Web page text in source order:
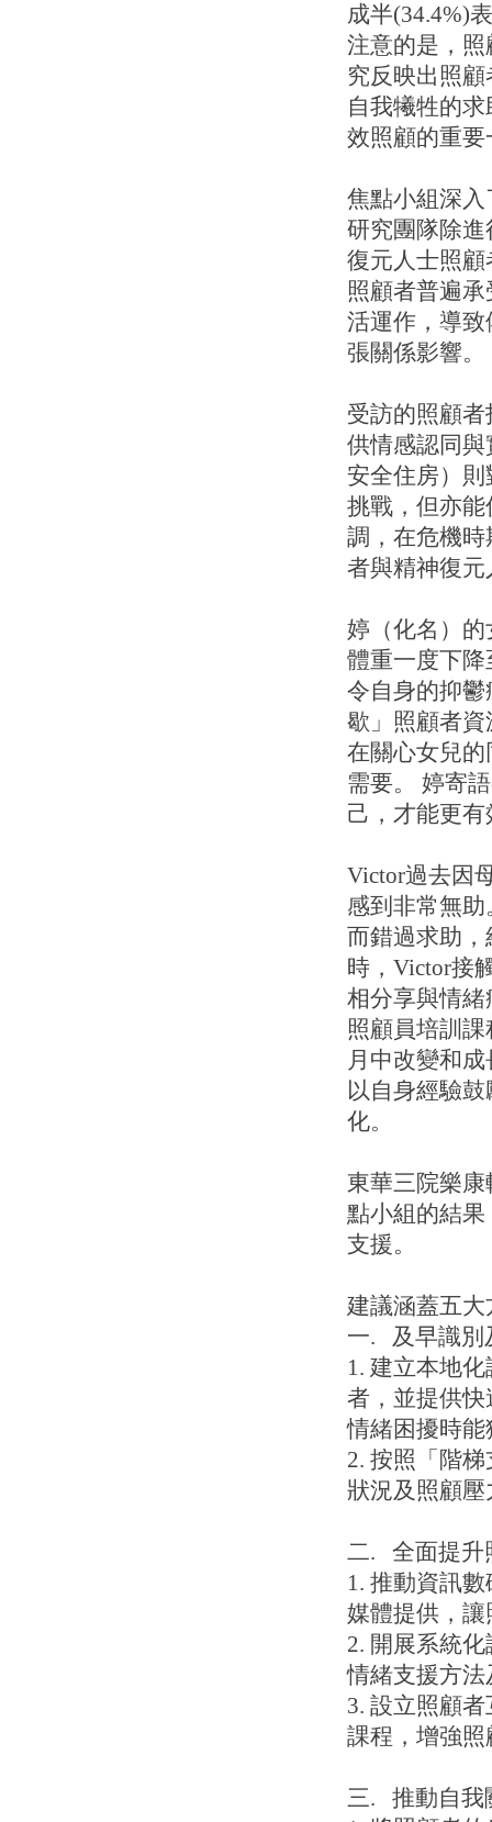
成半(34.4%)
注意的是，
究反映出照
自我犧牲的
效照顧的重
焦點小組深
研究團隊除
復元人士照
照顧者普遍
活運作，導
張關係影響。
受訪的照顧
供情感認同
安全住房）
挑戰，但亦
調，在危機
者與精神復
婷（化名）
體重一度下
令自身的抑
歇」照顧者
在關心女兒
需要。 婷寄
己，才能更
Victor過去因
感到非常無
而錯過求助
時，Victor接
相分享與情
照顧員培訓
月中改變和
以自身經驗
化。
東華三院樂
點小組的結
支援。
建議涵蓋五大
一. 及早識別
1. 建立本地
者，並提供
情緒困擾時
2. 按照「階
狀況及照顧
二. 全面提升
1. 推動資訊
媒體提供，
2. 開展系統
情緒支援方
3. 設立照顧
課程，增強
三. 推動自我